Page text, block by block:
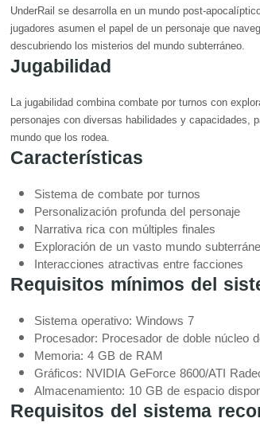
UnderRail se desarrolla en un mundo post-
jugadores asumen el papel de un personaje que
descubriendo los misterios del mundo subterráneo.
Jugabilidad
La jugabilidad combina combate por turnos con
personajes con diversas habilidades y
mundo que los rodea.
Características
Sistema de combate por turnos
Personalización profunda del personaje
Narrativa rica con múltiples finales
Exploración de un vasto mundo
Interacciones atractivas entre facciones
Requisitos mínimos del
Sistema operativo: Windows 7
Procesador: Procesador de doble núcleo
Memoria: 4 GB de RAM
Gráficos: NVIDIA GeForce 8600/ATI
Almacenamiento: 10 GB de espacio
Requisitos del sistema